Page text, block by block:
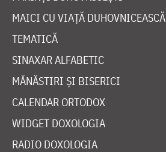
MAICI CU VIAȚĂ DUHOVNICEASCĂ
TEMATICĂ
SINAXAR ALFABETIC
MĂNĂSTIRI ȘI BISERICI
CALENDAR ORTODOX
WIDGET DOXOLOGIA
RADIO DOXOLOGIA